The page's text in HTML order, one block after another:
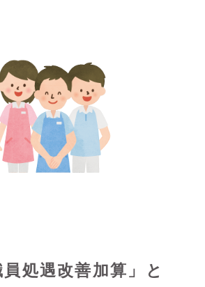
員処遇改善加算」と